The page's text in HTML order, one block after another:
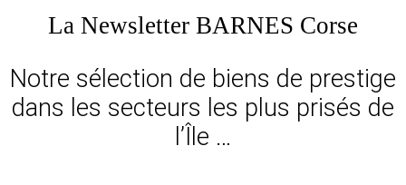
La Newsletter BARNES Corse
Notre sélection de biens de prestige
dans les secteurs les plus prisés de
l’Île …